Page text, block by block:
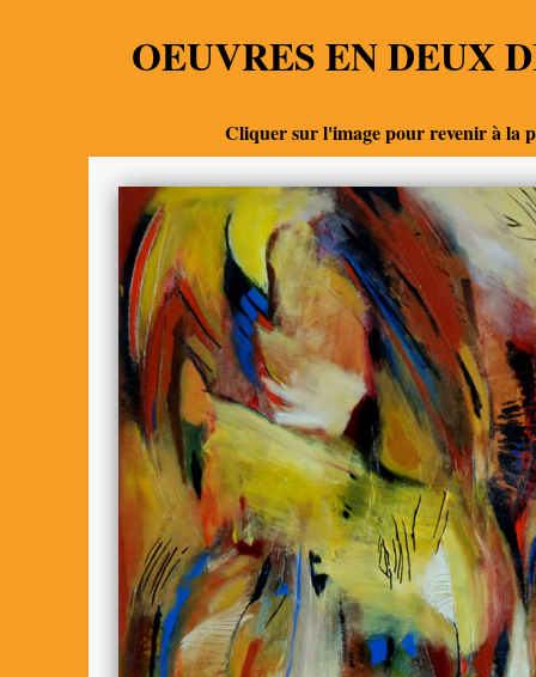
OEUVRES EN DEUX
Cliquer sur l'image pour revenir à la